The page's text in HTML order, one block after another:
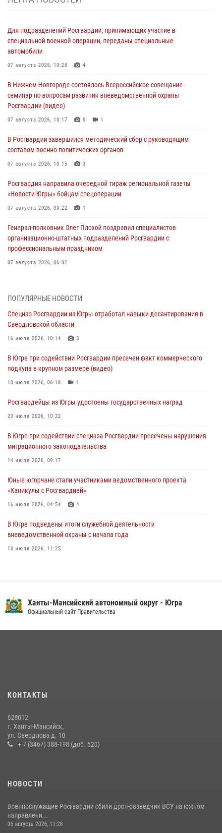
Для подразделений Росгвардии, принимающих участие в
специальной военной операции, переданы специальные
автомобили
07 августа 2026, 10:28 4
В Нижнем Новгороде состоялось Всероссийское совещание-
семинар по вопросам развития вневедомственной охраны
Росгвардии (видео)
07 августа 2026, 10:17 9 1
В Росгвардии завершился методический сбор с руководящим
составом военно-политических органов
07 августа 2026, 10:15 3
Росгвардия направила очередной тираж региональной газеты
«Новости Югры» бойцам спецоперации
07 августа 2026, 09:22 1
Генерал-полковник Олег Плохой поздравил специалистов
организационно-штатных подразделений Росгвардии с
профессиональным праздником
07 августа 2026, 06:02
Военнослужащие Росгвардии сбили дрон-разведчик ВСУ на южном
направлении
Офицеры Росгвардии и ветераны войск правопорядка почтили
память генерала армии Ивана Кирилловича Яковлева
В Югре при силовой поддержке ОМОН Росгвардии задержаны
06 августа 2026, 09:07 2 1
Урайский отдел вневедомственной охраны Росгвардии отмечает
05 августа 2026, 12:01 3
ПОПУЛЯРНЫЕ НОВОСТИ
Спецназ Росгвардии из Югры отработал навыки десантирования в
Свердловской области
16 июля 2026, 10:14 3
В Югре при содействии Росгвардии пресечен факт коммерческого
подкупа в крупном размере (видео)
10 июля 2026, 06:18 1
Росгвардейцы из Югры удостоены государственных наград
20 июля 2026, 10:22
В Югре при содействии спецназа Росгвардии пресечены нарушения
миграционного законодательства
14 июля 2026, 09:17
Юные югорчане стали участниками ведомственного проекта
«Каникулы с Росгвардией»
16 июля 2026, 04:54 4
В Югре подведены итоги служебной деятельности
вневедомственной охраны с начала года
18 июля 2026, 11:25
В Югре военнослужащие и сотрудники Росгвардии почтили память
11 июля 2026, 12:26
Ханты-Мансийский автономный округ - Югра
Официальный сайт Правительства
КОНТАКТЫ
628012
г. Ханты-Мансийск,
ул. Свердлова д. 10
+ 7 (3467) 388-198 (доб. 520)
НОВОСТИ
Военнослужащие Росгвардии сбили дрон-разведчик ВСУ на южном
направлени...
06 августа 2026, 11:28